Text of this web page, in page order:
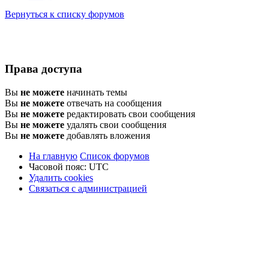
Вернуться к списку форумов
Права доступа
Вы не можете начинать темы
Вы не можете отвечать на сообщения
Вы не можете редактировать свои сообщения
Вы не можете удалять свои сообщения
Вы не можете добавлять вложения
На главную Список форумов
Часовой пояс: UTC
Удалить cookies
Связаться
Связаться с администрацией